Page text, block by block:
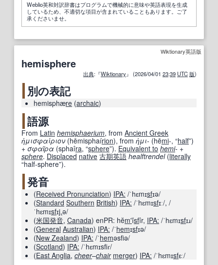
Weblio英和対訳辞書はプログラムで機械的に意味や英語表現を生成
しているため、不適切な項目が含まれていることもあります。ご了
承くださいませ。
Wiktionary英語版
hemisphere
出典:『Wiktionary』 (2026/04/01 23:39 UTC 版)
別の表記
hemisphære (archaic)
語源
From Latin hemisphaerium, from Ancient Greek
ἡμισφαίριον (hēmisphaírion), from ἡμι- (hēmi-, “half”)
+ σφαῖρα (sphaîra, “sphere”). Equivalent to hemi- +‎
sphere. Displaced native 古期英語 healftrendel (literally
“half-sphere”).
発音
(Received Pronunciation) IPA: /ˈhɛmɪsfɪə/
(Standard Southern British) IPA: /ˈhɛmɪsfɪː/, /
ˈhɛmɪsfɪj.ə/
(米国発音, Canada) enPR: hĕm'ĭsfîr, IPA: /ˈhɛmɪsfɪɹ/
(General Australian) IPA: /ˈhemɪsfɪə/
(New Zealand) IPA: /ˈheməsfiə/
(Scotland) IPA: /ˈhɛmɪsfiɾ/
(East Anglia, cheer–chair merger) IPA: /ˈhɛmɪsfɛː/